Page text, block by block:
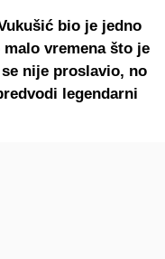
bio je jedno
vremena što je
nije proslavio, no
legendarni